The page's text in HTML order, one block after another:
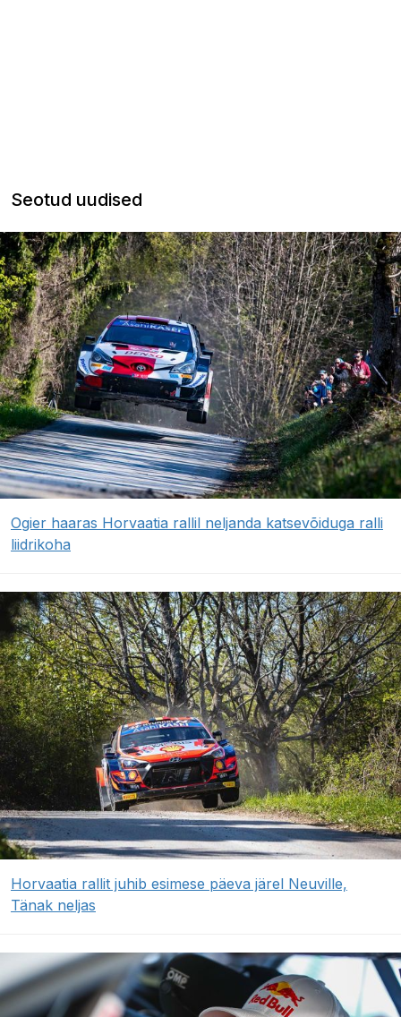
Seotud uudised
Ogier haaras Horvaatia rallil neljanda katsevõiduga ralli
liidrikoha
Horvaatia rallit juhib esimese päeva järel Neuville,
Tänak neljas